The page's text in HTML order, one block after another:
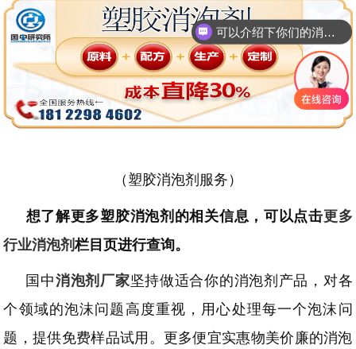
（塑胶消泡剂服务）
想了解更多塑胶消泡剂的相关信息，可以点击更多
行业消泡剂栏目页进行查询。
国中消泡剂厂家坚持做适合你的消泡剂产品，对各
个领域的泡沫问题高度重视，用心处理每一个泡沫问
题，提供免费样品试用。更多便宜实惠物美价廉的消泡
你们是怎么收费的呢